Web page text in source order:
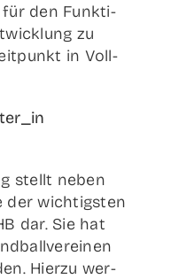
für den Funk­ti­
zu
in Voll­
stellt neben
der wich­tigs­ten
dar. Sie hat
Hier­zu wer­